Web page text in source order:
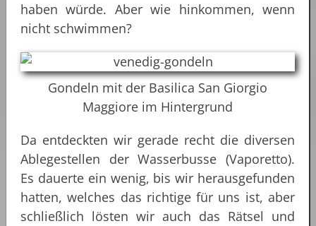
haben würde. Aber wie hinkommen, wenn
nicht schwimmen?
Gondeln mit der Basilica San Giorgio
Maggiore im Hintergrund
Da entdeckten wir gerade recht die diversen
Ablegestellen der Wasserbusse (Vaporetto).
Es dauerte ein wenig, bis wir herausgefunden
hatten, welches das richtige für uns ist, aber
schließlich lösten wir auch das Rätsel und